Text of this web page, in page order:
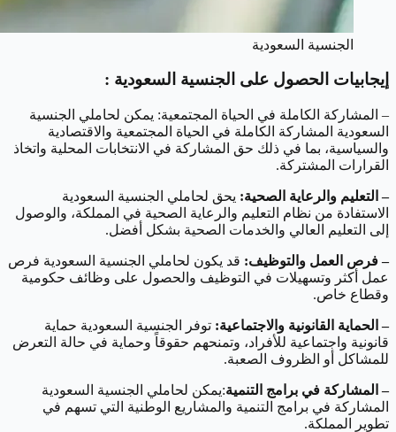
الجنسية السعودية
إيجابيات الحصول على الجنسية السعودية :
– المشاركة الكاملة في الحياة المجتمعية: يمكن لحاملي الجنسية
السعودية المشاركة الكاملة في الحياة المجتمعية والاقتصادية
والسياسية، بما في ذلك حق المشاركة في الانتخابات المحلية واتخاذ
القرارات المشتركة.
– التعليم والرعاية الصحية: يحق لحاملي الجنسية السعودية
الاستفادة من نظام التعليم والرعاية الصحية في المملكة، والوصول
إلى التعليم العالي والخدمات الصحية بشكل أفضل.
– فرص العمل والتوظيف: قد يكون لحاملي الجنسية السعودية فرص
عمل أكثر وتسهيلات في التوظيف والحصول على وظائف حكومية
وقطاع خاص.
– الحماية القانونية والاجتماعية: توفر الجنسية السعودية حماية
قانونية واجتماعية للأفراد، وتمنحهم حقوقاً وحماية في حالة التعرض
للمشاكل أو الظروف الصعبة.
– المشاركة في برامج التنمية:يمكن لحاملي الجنسية السعودية
المشاركة في برامج التنمية والمشاريع الوطنية التي تسهم في
تطوير المملكة.